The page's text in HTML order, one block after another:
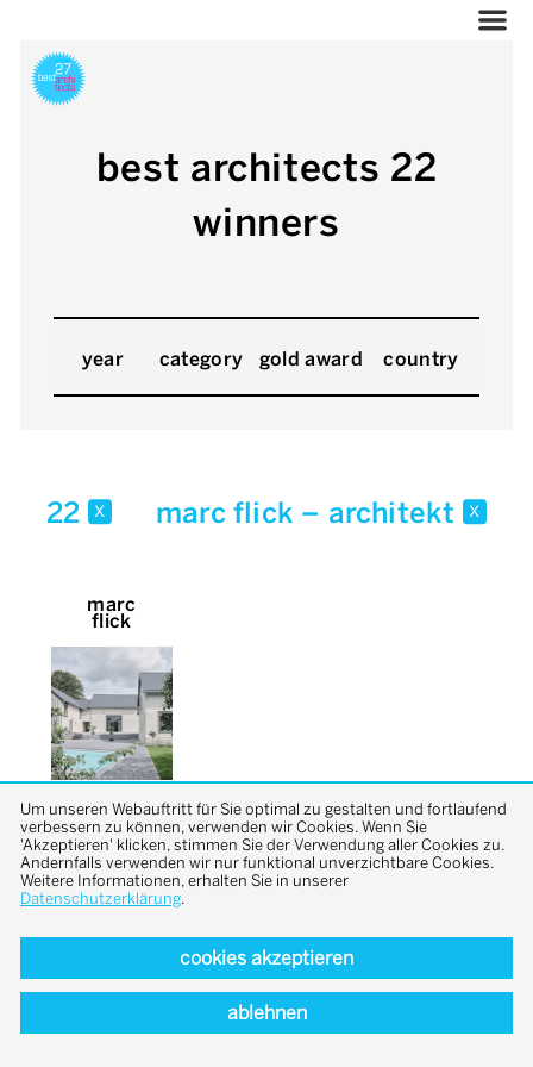
best architects 22
winners
year category gold award country
22 x marc flick – architekt x
marc
flick
back to top
Um unseren Webauftritt für Sie optimal zu gestalten und fortlaufend
verbessern zu können, verwenden wir Cookies. Wenn Sie
'Akzeptieren' klicken, stimmen Sie der Verwendung aller Cookies zu.
Andernfalls verwenden wir nur funktional unverzichtbare Cookies.
Weitere Informationen, erhalten Sie in unserer
Datenschutzerklärung.
cookies akzeptieren
ablehnen